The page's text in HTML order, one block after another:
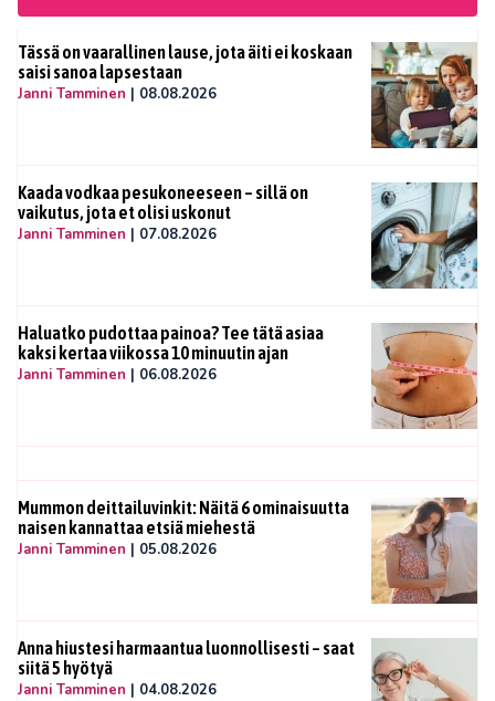
Tässä on vaarallinen lause, jota äiti ei koskaan
saisi sanoa lapsestaan
Janni Tamminen | 08.08.2026
Kaada vodkaa pesukoneeseen – sillä on
vaikutus, jota et olisi uskonut
Janni Tamminen | 07.08.2026
Haluatko pudottaa painoa? Tee tätä asiaa
kaksi kertaa viikossa 10 minuutin ajan
Janni Tamminen | 06.08.2026
Mummon deittailuvinkit: Näitä 6 ominaisuutta
naisen kannattaa etsiä miehestä
Janni Tamminen | 05.08.2026
Anna hiustesi harmaantua luonnollisesti – saat
siitä 5 hyötyä
Janni Tamminen | 04.08.2026